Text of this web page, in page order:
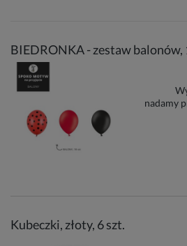
BIEDRONKA - zestaw balonów,
nadamy
Kubeczki, złoty, 6 szt.